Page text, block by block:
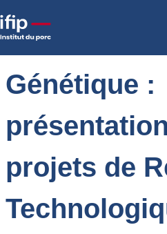
Accueil
Génétique :
Recherche Technologique en
Génétique :
projets de